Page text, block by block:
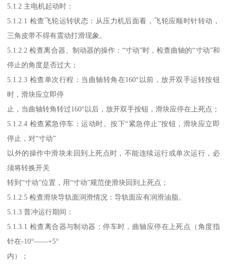
5.1.2 主电机起动时：
5.1.2.1 检查飞轮运转状态：从压力机后面看，飞轮应顺时针转动，
三角皮带不得有震动打滑现象。
5.1.2.2 检查离合器、制动器的操作：“寸动”时，检查曲轴的“寸动”和
停止的角度是否过大；
5.1.2.3 检查单次行程：当曲轴转角在160°以前，放开双手运转按钮
时，滑块应立即停
止，当曲轴转角转过160°以后，放开双手按钮，滑块应停在上死点；
5.1.2.4 检查紧急停车：运动时。按下“紧急停止”按钮，滑块应立即
停止，对“寸动”
以外的操作中滑块未回到上死点时，不能连续运行或单次运行，必
须将转换开关
转到“寸动”位置，用“寸动”规范使滑块回到上死点；
5.1.2.5 检查滑块导轨面润滑情况：导轨面应有润滑油脂。
5.1.3 普冲运行期间：
5.1.3.1 检查离合器与制动器：停车时，曲轴应停在上死点（角度指
针在-10°——+5°
内）；